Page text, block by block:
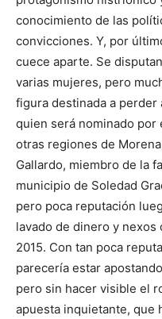
conocimiento de las
convicciones. Y, por
cuece aparte. Se
varias mujeres, pero
figura destinada a perder
quien será nominado por
otras regiones de
Gallardo, miembro de la
municipio de Soledad
pero poca reputación
lavado de dinero y
2015. Con tan poca
parecería estar
pero sin hacer visible el
apuesta inquietante, que